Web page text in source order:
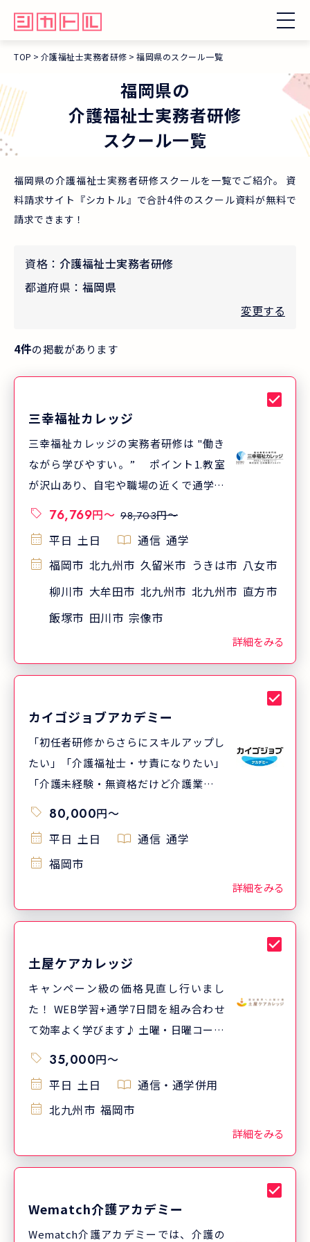
TOP 介護福祉士実務者研修 福岡県のスクール一覧
福岡県の
介護福祉士実務者研修
スクール一覧
福岡県の介護福祉士実務者研修スクールを一覧でご紹介。 資
料請求サイト『シカトル』で合計4件のスクール資料が無料で
請求できます！
資格： 介護福祉士実務者研修
都道府県： 福岡県
変更する
4件の掲載があります
三幸福祉カレッジ
三幸福祉カレッジの実務者研修は "働き
ながら学びやすい。” ポイント1.教室
が沢山あり、自宅や職場の近くで通学し
やすい ポイント2.クラスが沢山あり、
通学日が選びやすい ポイント3.通学日
数はわずか7日 三幸福祉カレッジでは、
北海道から沖縄まで全国520以上(※)の
教室で実務者研修を開講しています。
「一人でも多くの方が受講し、介護福祉
講しています。 ※2025年度実績
76,769円〜 98,703円〜
平日 土日 通信 通学
福岡市 北九州市 久留米市 うきは市 八女市
柳川市 大牟田市 北九州市 北九州市 直方市
飯塚市 田川市 宗像市
詳細をみる
カイゴジョブアカデミー
「初任者研修からさらにスキルアップし
たい」「介護福祉士・サ責になりたい」
「介護未経験・無資格だけど介護業界で
働きたい」 という方は介護福祉士実務者
研修がおすすめです。 受講料やテキスト
代を当社が実費負担する「介護職デビュ
ーキャンペーン」も！
80,000円〜
平日 土日 通信 通学
福岡市
詳細をみる
土屋ケアカレッジ
キャンペーン級の価格見直し行いまし
た！ WEB学習+通学7日間を組み合わせ
て効率よく学びます♪ 土曜・日曜コース
もあるので、働きながらでも受講しやす
い 振替受講可能！費用は無料！
35,000円〜
平日 土日
通信・通学併用
北九州市 福岡市
詳細をみる
Wematch介護アカデミー
Wematch介護アカデミーでは、介護の